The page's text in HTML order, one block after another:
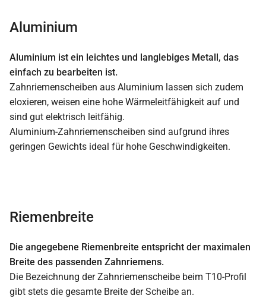
Aluminium
Aluminium ist ein leichtes und langlebiges Metall, das
einfach zu bearbeiten ist.
Zahnriemenscheiben aus Aluminium lassen sich zudem
eloxieren, weisen eine hohe Wärmeleitfähigkeit auf und
sind gut elektrisch leitfähig.
Aluminium-Zahnriemenscheiben sind aufgrund ihres
geringen Gewichts ideal für hohe Geschwindigkeiten.
Riemenbreite
Die angegebene Riemenbreite entspricht der maximalen
Breite des passenden Zahnriemens.
Die Bezeichnung der Zahnriemenscheibe beim T10-Profil
gibt stets die gesamte Breite der Scheibe an.